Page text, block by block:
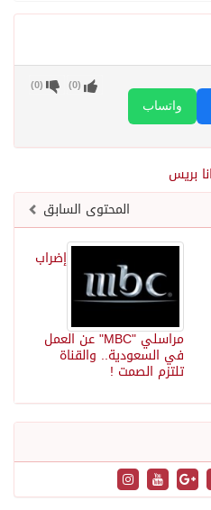
واتساب
(
0
) (
0
)
المحتوى السابق
إضراب
مراسلي "MBC" عن العمل
في السعودية.. والقناة
تلتزم الصمت !